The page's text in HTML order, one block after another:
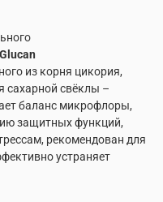
из корня цикория,
сахарной свёклы –
баланс микрофлоры,
защитных функций,
рекомендован для
устраняет